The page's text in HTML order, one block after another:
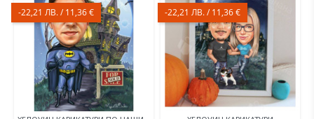
-22,21 ЛВ. / 11,36 € -22,21 ЛВ. / 11,36 €